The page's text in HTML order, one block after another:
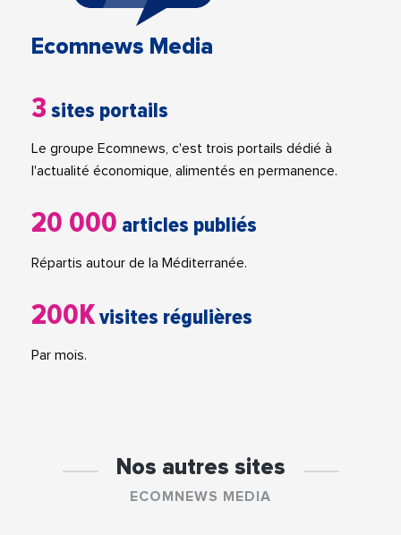
Ecomnews Media
3 sites portails
Le groupe Ecomnews, c'est trois portails dédié à
l'actualité économique, alimentés en permanence.
20 000 articles publiés
Répartis autour de la Méditerranée.
200Kvisites régulières
Par mois.
Nos autres sites
ECOMNEWS MEDIA